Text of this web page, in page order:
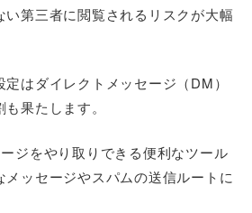
い第三者に閲覧されるリスクが大幅
はダイレクトメッセージ（DM）
果たします。
ジをやり取りできる便利なツール
メッセージやスパムの送信ルートに